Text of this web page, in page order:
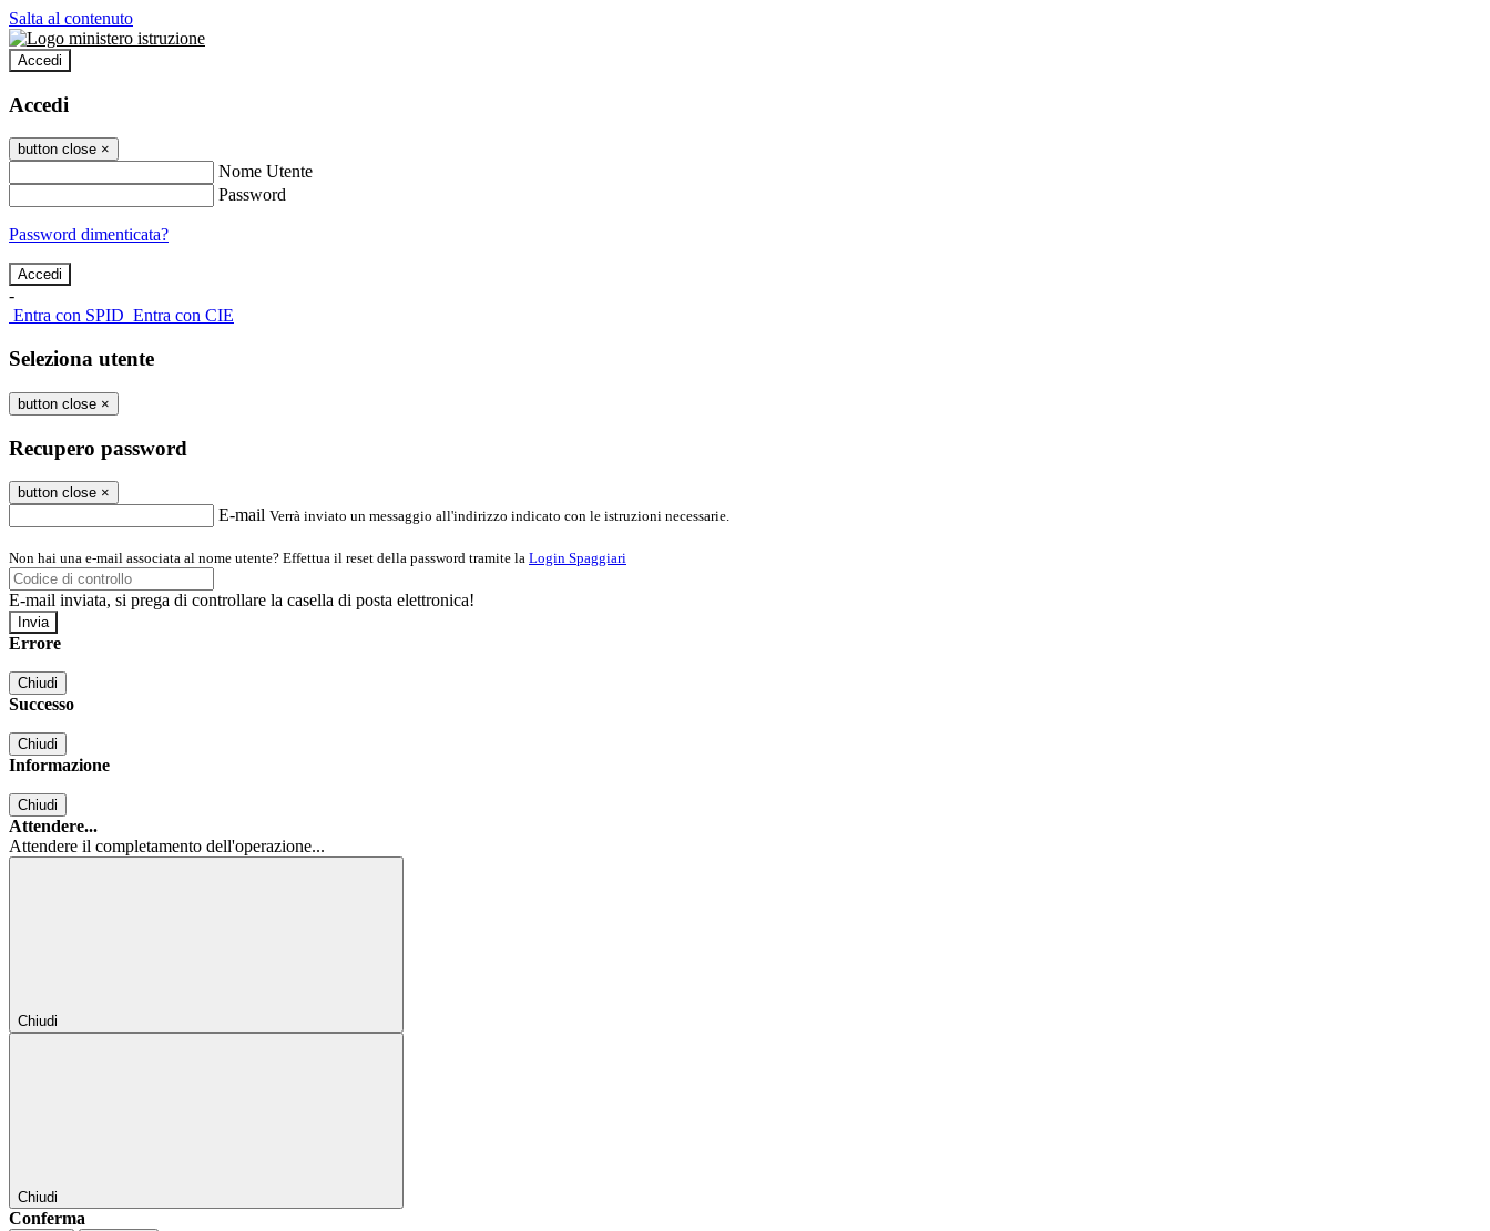
Salta al contenuto
Accedi
Accedi
button close ×
Nome Utente
Password
Password dimenticata?
-
Entra con SPID Entra con CIE
Seleziona utente
button close ×
Recupero password
button close ×
E-mail Verrà inviato un messaggio all'indirizzo indicato con le istruzioni necessarie.
Non hai una e-mail associata al nome utente? Effettua il reset della password tramite la Login Spaggiari
E-mail inviata, si prega di controllare la casella di posta elettronica!
Errore
Chiudi
Successo
Chiudi
Informazione
Chiudi
Attendere...
Attendere il completamento dell'operazione...
Chiudi
Chiudi
Conferma